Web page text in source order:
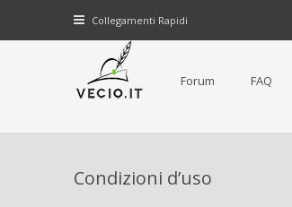
Collegamenti Rapidi
Forum FAQ
Condizioni d’uso